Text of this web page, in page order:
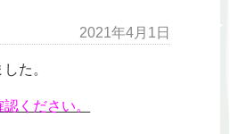
2021年4月1日
た。
ください。